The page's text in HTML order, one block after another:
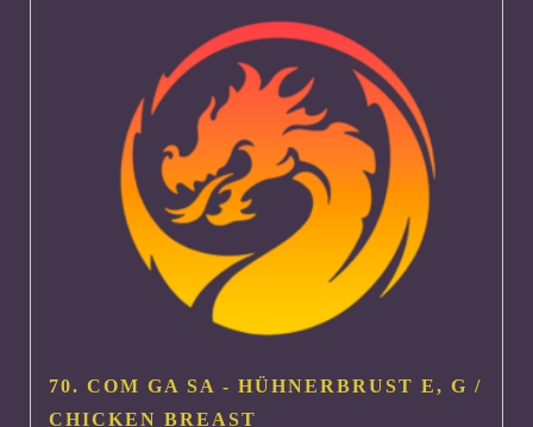
70. COM GA SA - HÜHNERBRUST E, G /
CHICKEN BREAST